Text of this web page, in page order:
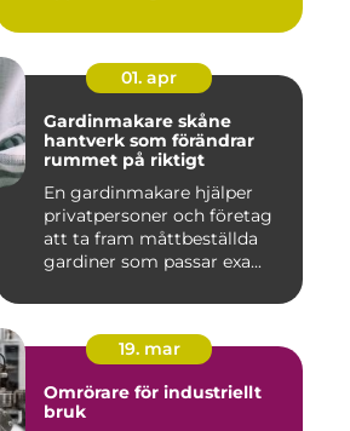
01. apr
Gardinmakare skåne
hantverk som förändrar
rummet på riktigt
En gardinmakare hjälper
privatpersoner och företag
att ta fram måttbeställda
gardiner som passar exa...
19. mar
Omrörare för industriellt
bruk